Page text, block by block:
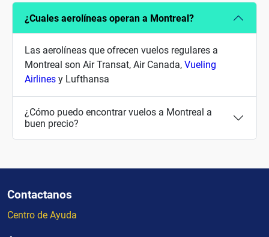
¿Cuales aerolíneas operan a Montreal?
Las aerolíneas que ofrecen vuelos regulares a
Montreal son Air Transat, Air Canada, Vueling
Airlines y Lufthansa
¿Cómo puedo encontrar vuelos a Montreal a
buen precio?
Contactanos
Centro de Ayuda